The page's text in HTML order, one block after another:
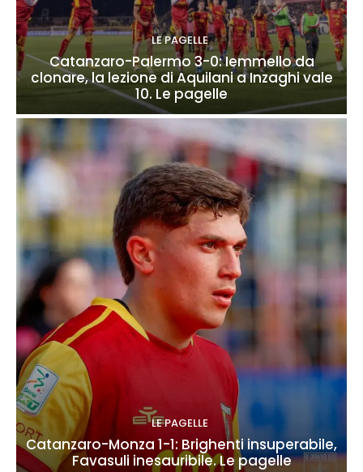
LE PAGELLE
Catanzaro-Palermo 3-0: Iemmello da
clonare, la lezione di Aquilani a Inzaghi vale
10. Le pagelle
LE PAGELLE
Catanzaro-Monza 1-1: Brighenti insuperabile,
Favasuli inesauribile. Le pagelle